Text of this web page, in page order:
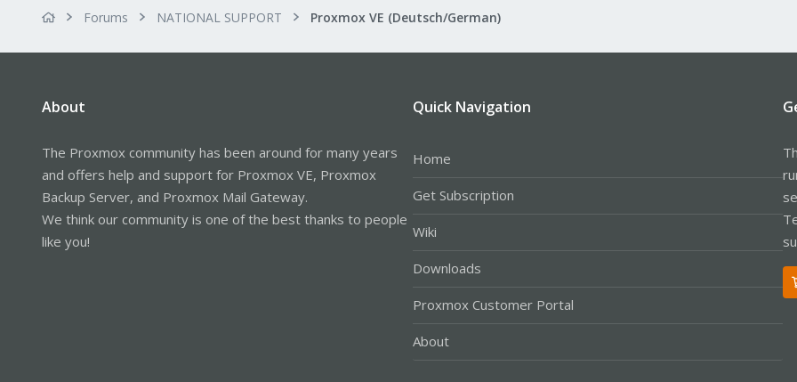
Forums NATIONAL SUPPORT Proxmox VE (Deutsch/German)
About
The Proxmox community has been around for many years
and offers help and support for Proxmox VE, Proxmox
Backup Server, and Proxmox Mail Gateway.
We think our community is one of the best thanks to people
like you!
Quick Navigation
Home
Get Subscription
Wiki
Downloads
Proxmox Customer Portal
About